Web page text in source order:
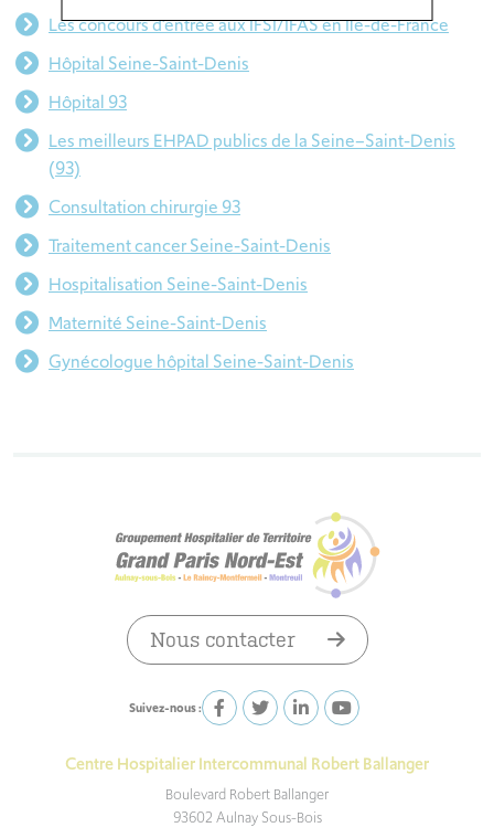
Les concours d’entrée aux IFSI/IFAS en Île-de-France
Hôpital Seine-Saint-Denis
Hôpital 93
Les meilleurs EHPAD publics de la Seine–Saint-Denis
(93)
Consultation chirurgie 93
Traitement cancer Seine-Saint-Denis
Hospitalisation Seine-Saint-Denis
Maternité Seine-Saint-Denis
Gynécologue hôpital Seine-Saint-Denis
Suivez-nous :
Nous contacter
Centre Hospitalier Intercommunal Robert Ballanger
Boulevard Robert Ballanger
93602 Aulnay Sous-Bois